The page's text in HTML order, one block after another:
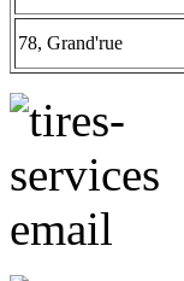
78, Grand'rue